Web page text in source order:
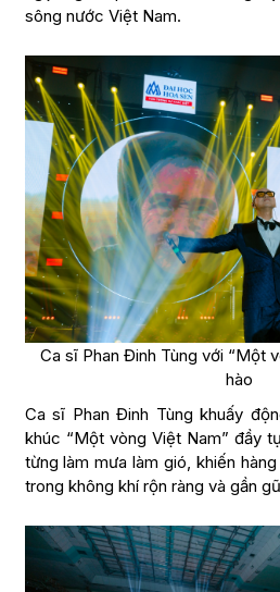
sông nước Việt Nam.
Ca sĩ Phan Đinh Tùng với “Một
hào
Ca sĩ Phan Đinh Tùng khuấy
khúc “Một vòng Việt Nam” đầy
từng làm mưa làm gió, khiến
trong không khí rộn ràng và gần